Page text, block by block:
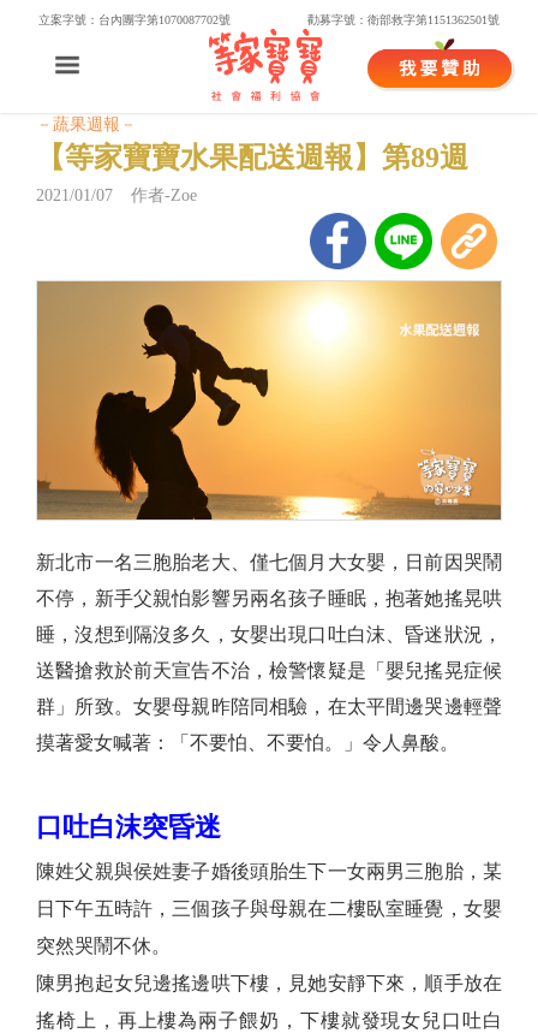
立案字號：台內團字第1070087702號 勸募字號：衛部救字第1151362501號
－蔬果週報－
【等家寶寶水果配送週報】第89週
2021/01/07 作者-Zoe
新北市一名三胞胎老大、僅七個月大女嬰，日前因哭鬧
不停，新手父親怕影響另兩名孩子睡眠，抱著她搖晃哄
睡，沒想到隔沒多久，女嬰出現口吐白沫、昏迷狀況，
送醫搶救於前天宣告不治，檢警懷疑是「嬰兒搖晃症候
群」所致。女嬰母親昨陪同相驗，在太平間邊哭邊輕聲
摸著愛女喊著：「不要怕、不要怕。」令人鼻酸。
口吐白沫突昏迷
陳姓父親與侯姓妻子婚後頭胎生下一女兩男三胞胎，某
日下午五時許，三個孩子與母親在二樓臥室睡覺，女嬰
突然哭鬧不休。
陳男抱起女兒邊搖邊哄下樓，見她安靜下來，順手放在
搖椅上，再上樓為兩子餵奶，下樓就發現女兒口吐白